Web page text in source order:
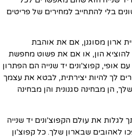
בלי להתחייב למחירים של פריטים
ארון מסוגנן, אם את אוהבת
להוציא הון, או אם את פשוט מחפשת
אופי, קפוצ'ונים יד שנייה הם הפתרון
לך להיות יצירתית, לבטא את עצמך
הן מבחינה סגנונית והן מבחינה
לגלות את עולם הקפוצ'ונים יד שנייה
לאהובים שבארון שלך. כל קפוצ'ון